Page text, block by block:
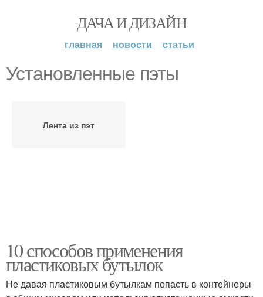
ДАЧА И ДИЗАЙН
главная новости статьи
Установленные пэты
Лента из пэт
10 способов применения
пластиковых бутылок
Не давая пластиковым бутылкам попасть в контейнеры